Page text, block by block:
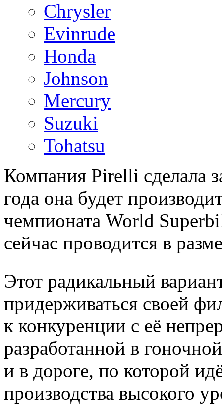
Chrysler
Evinrude
Honda
Johnson
Mercury
Suzuki
Tohatsu
Компания Pirelli сделала
года она будет
чемпионата World
сейчас проводится в
Этот радикальный
придерживаться своей
к конкуренции с её
разработанной в
и в дороге, по которой
производства высокого